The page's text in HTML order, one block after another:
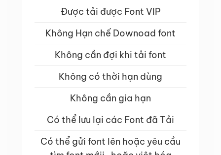
Được tải được Font VIP
Không Hạn chế Downoad font
Không cần đợi khi tải font
Không có thời hạn dùng
Không cần gia hạn
Có thể lưu lại các Font đã Tải
Có thể gửi font lên hoặc yêu cầu